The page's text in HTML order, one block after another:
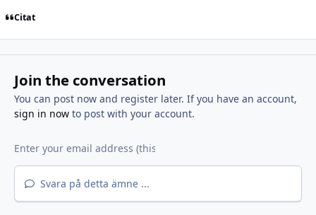
Citat
Join the conversation
You can post now and register later. If you have an account,
sign in nowto post with your account.
Svara på detta ämne ...